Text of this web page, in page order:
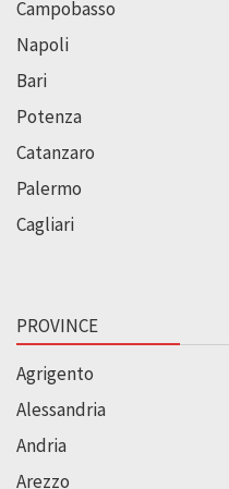
Campobasso
Napoli
Bari
Potenza
Catanzaro
Palermo
Cagliari
PROVINCE
Agrigento
Alessandria
Andria
Arezzo